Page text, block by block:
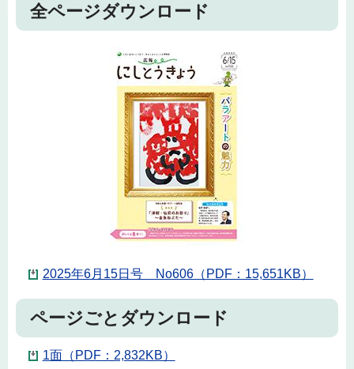
全ページダウンロード
2025年6月15日号 No606（PDF：15,651KB）
ページごとダウンロード
1面（PDF：2,832KB）